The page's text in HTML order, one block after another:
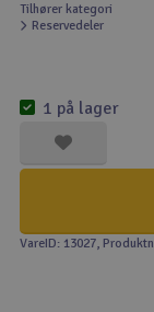
Fly
Tilhører kategori
Reservedeler
1 på lager
VareID: 13027,